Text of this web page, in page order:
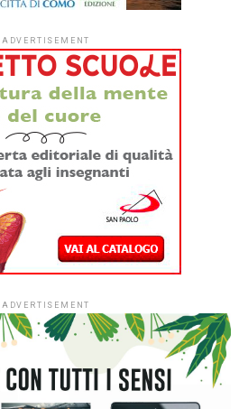
ADVERTISEMENT
ADVERTISEMENT